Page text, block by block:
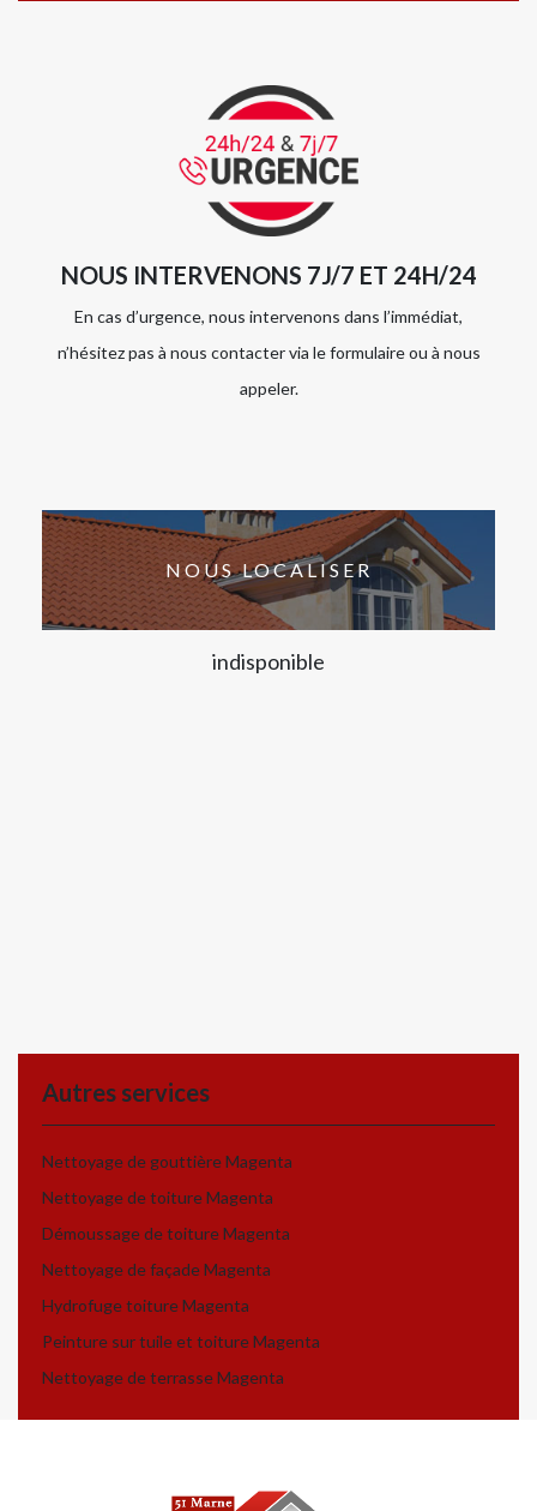
NOUS INTERVENONS 7J/7 ET 24H/24
En cas d’urgence, nous intervenons dans l’immédiat,
n’hésitez pas à nous contacter via le formulaire ou à nous
appeler.
NOUS LOCALISER
indisponible
Autres services
Nettoyage de gouttière Magenta
Nettoyage de toiture Magenta
Démoussage de toiture Magenta
Nettoyage de façade Magenta
Hydrofuge toiture Magenta
Peinture sur tuile et toiture Magenta
Nettoyage de terrasse Magenta